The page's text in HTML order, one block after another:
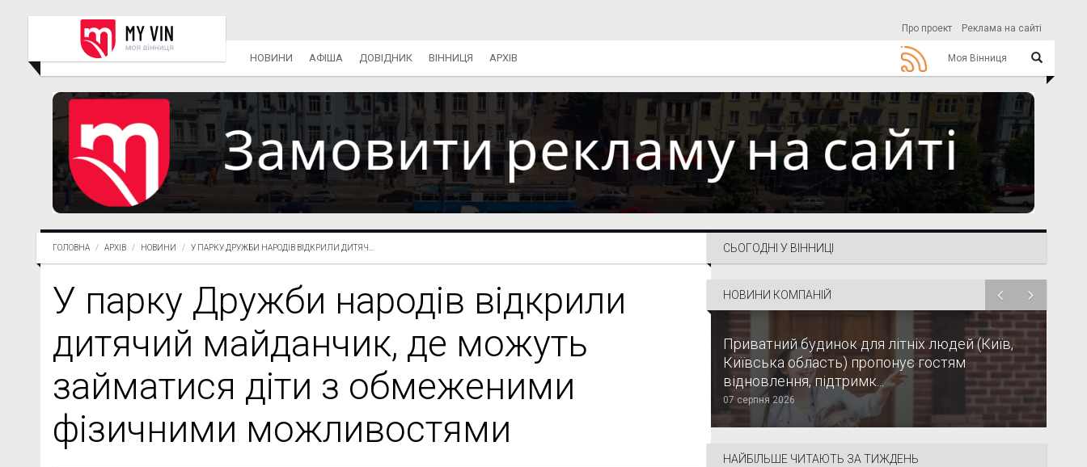
Про проект Реклама на сайті
Моя Вінниця
НОВИНИ АФІША ДОВІДНИК ВІННИЦЯ АРХІВ
ГОЛОВНА АРХІВ НОВИНИ У ПАРКУ ДРУЖБИ НАРОДІВ ВІДКРИЛИ ДИТЯЧ...
У парку Дружби народів відкрили
дитячий майданчик, де можуть
займатися діти з обмеженими
фізичними можливостями
СЬОГОДНІ У ВІННИЦІ
НОВИНИ КОМПАНІЙ
Приватний будинок для літніх людей (Київ,
Київська область) пропонує гостям
відновлення, підтримк...
07 серпня 2026
НАЙБІЛЬШЕ ЧИТАЮТЬ ЗА ТИЖДЕНЬ